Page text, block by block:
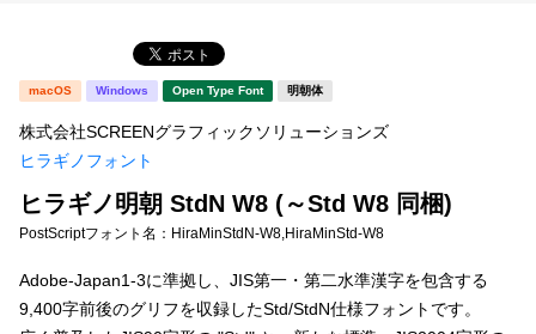
新着一覧
カート 0
タイプフェイス
明朝体
丸ゴシック
宋朝体 清朝体
教科書体
草書体 勘亭流
macOS Windows Open Type Font 明朝体
株式会社SCREENグラフィックソリューションズ
ヒラギノフォント
ヒラギノ明朝 StdN W8 (～Std W8 同梱)
PostScriptフォント名： HiraMinStdN-W8,HiraMinStd-W8
Adobe-Japan1-3に準拠し、JIS第一・第二水準漢字を包含する
9,400字前後のグリフを収録したStd/StdN仕様フォントです。